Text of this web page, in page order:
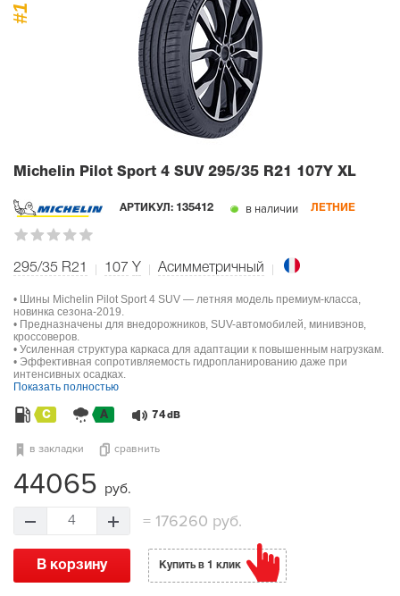
#1
Michelin Pilot Sport 4 SUV 295/35 R21 107Y XL
АРТИКУЛ: 135412 в наличии ЛЕТНИЕ
295/35 R21 107 Y Асимметричный
• Шины Michelin Pilot Sport 4 SUV — летняя модель премиум-класса,
новинка сезона-2019.
• Предназначены для внедорожников, SUV-автомобилей, минивэнов,
кроссоверов.
• Усиленная структура каркаса для адаптации к повышенным нагрузкам.
• Эффективная сопротивляемость гидропланированию даже при
интенсивных осадках.
Показать полностью
C A 74dB
в закладки сравнить
44065 руб.
4 = 176260 руб.
В корзину Купить в 1 клик